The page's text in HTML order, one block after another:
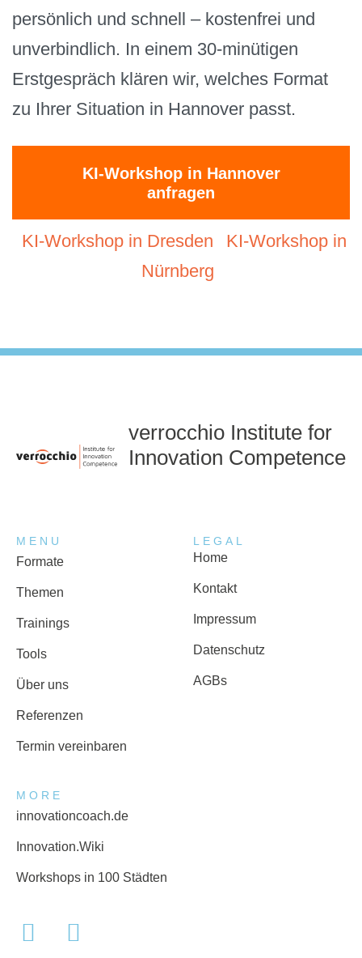
persönlich und schnell – kostenfrei und
unverbindlich. In einem 30-minütigen
Erstgespräch klären wir, welches Format
zu Ihrer Situation in Hannover passt.
KI-Workshop in Hannover
anfragen
KI-Workshop in Dresden
KI-Workshop in
Nürnberg
verrocchio Institute for
Innovation Competence
MENU
Formate
Themen
Trainings
Tools
Über uns
Referenzen
Termin vereinbaren
LEGAL
Home
Kontakt
Impressum
Datenschutz
AGBs
MORE
innovationcoach.de
Innovation.Wiki
Workshops in 100 Städten